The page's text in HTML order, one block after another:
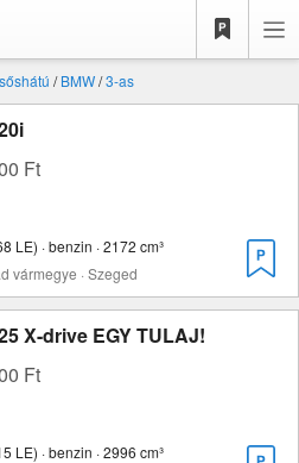
/BMW/3-as
Ft
LE) · benzin · 2172 cm³
vármegye · Szeged
X-drive EGY TULAJ!
Ft
LE) · benzin · 2996 cm³